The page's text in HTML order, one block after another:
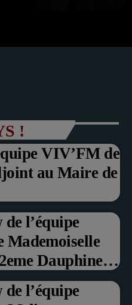
!
VIV’FM de
au Maire de
l’équipe
Mademoiselle
Dauphine et
, Marche aux
2026
l’équipe